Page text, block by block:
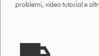
problemi, video tutorial e